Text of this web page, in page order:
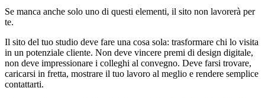
Se manca anche solo uno di questi elementi, il sito non lavorerà per
te.
Il sito del tuo studio deve fare una cosa sola: trasformare chi lo visita
in un potenziale cliente. Non deve vincere premi di design digitale,
non deve impressionare i colleghi al convegno. Deve farsi trovare,
caricarsi in fretta, mostrare il tuo lavoro al meglio e rendere semplice
contattarti.